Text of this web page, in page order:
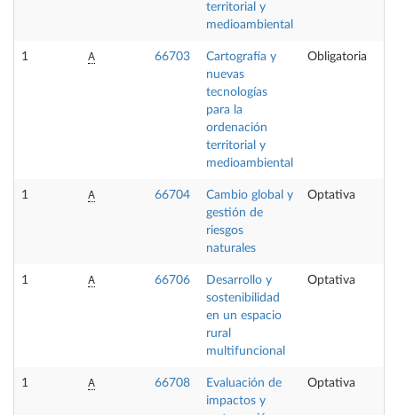
territorial y
medioambiental
1 A 66703
Cartografía y
nuevas
tecnologías
para la
ordenación
territorial y
medioambiental
Obligatoria
1 A 66704
Cambio global y
gestión de
riesgos
naturales
Optativa
1 A 66706
Desarrollo y
sostenibilidad
en un espacio
rural
multifuncional
Optativa
1 A 66708
Evaluación de
impactos y
Optativa